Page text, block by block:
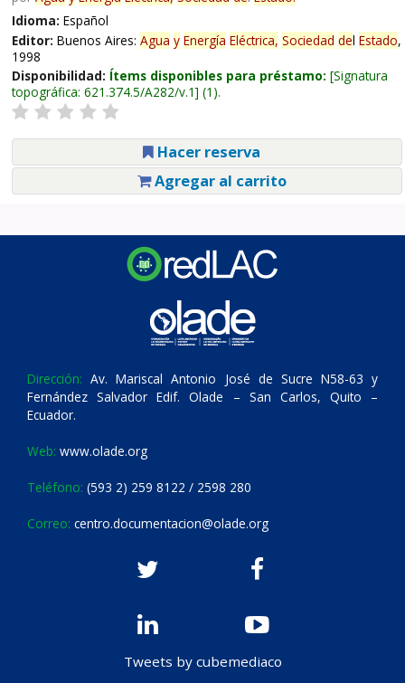
Idioma: Español
Editor: Buenos Aires: Agua y Energía Eléctrica, Sociedad del Estado,
1998
Disponibilidad: Ítems disponibles para préstamo: Signatura
topográfica: 621.374.5/A282/v.1 (1).
Hacer reserva
Agregar al carrito
Dirección: Av. Mariscal Antonio José de Sucre N58-63 y
Fernández Salvador Edif. Olade – San Carlos, Quito –
Ecuador.
Web: www.olade.org
Teléfono: (593 2) 259 8122 / 2598 280
Correo: centro.documentacion@olade.org
Tweets by cubemediaco